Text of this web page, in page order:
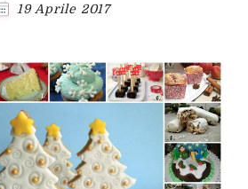
19 Aprile 2017